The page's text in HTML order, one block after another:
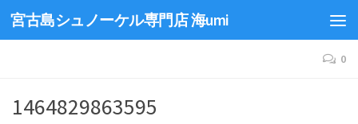
宮古島シュノーケル専門店 海umi
0
1464829863595